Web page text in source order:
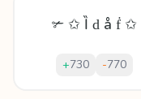
✃ ✩ Ȉ ԁ å ḟ ✩
+730 -770